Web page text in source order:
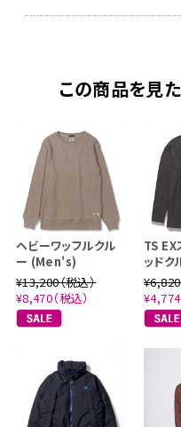
この商品を見
ヘビーワッフルクル
ー (Men's)
¥13,200（税込）
¥8,470（税込）
TS EX
ッド
¥6,820
¥4,774